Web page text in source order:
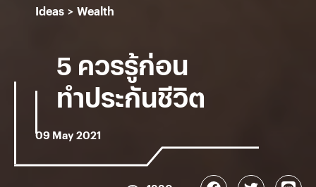
Ideas Wealth
5 ควรรู้ก่อน
ทำประกันชีวิต
09 May 2021